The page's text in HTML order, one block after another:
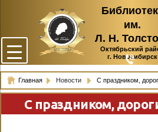
им.
Л. Н.
Октябрьский
г. Новосибирск
Главная Новости С праздником,
С праздником,